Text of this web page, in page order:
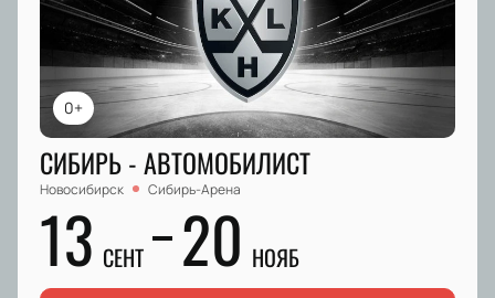
0+
СИБИРЬ - АВТОМОБИЛИСТ
Новосибирск Сибирь-Арена
13 СЕНТ 20 НОЯБ